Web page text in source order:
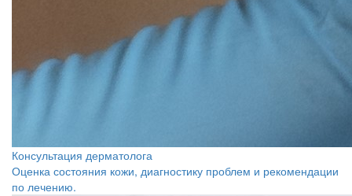
Консультация дерматолога
Оценка состояния кожи, диагностику проблем и рекомендации
по лечению.